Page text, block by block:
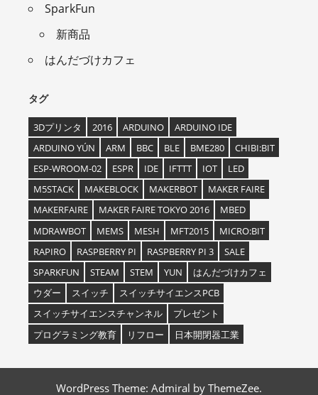
SparkFun
新商品
はんだづけカフェ
タグ
3Dプリンタ 2016 ARDUINO
ARDUINO IDE
ARDUINO YÚN
ARM BBC BLE BME280
CHIBI:BIT
ESP-WROOM-02
ESPR IDE IFTTT IOT
LED
M5STACK
MAKEBLOCK MAKERBOT
MAKER FAIRE
MAKERFAIRE
MAKER FAIRE TOKYO 2016
MBED
MDRAWBOT
MEMS MESH MFT2015
MICRO:BIT
RAPIRO
RASPBERRY PI RASPBERRY PI 3
SALE
SPARKFUN
STEAM STEM YUN
はんだづけカフェ
ウダー
スイッチ
スイッチサイエンスPCB
スイッチサイエンスチャンネル
プレゼント
プログラミング教育
リフロー 日本開閉器工業
WordPress Theme: Admiral by ThemeZee.